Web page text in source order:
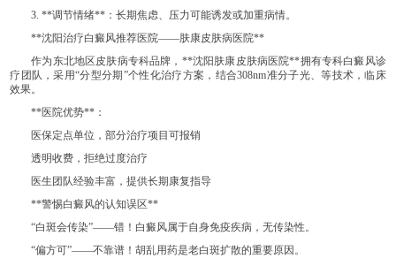
3. **调节情绪**：长期焦虑、压力可能诱发或加重病情。
**沈阳治疗白癜风推荐医院——肤康皮肤病医院**
作为东北地区皮肤病专科品牌，**沈阳肤康皮肤病医院**拥有专科白癜风诊
疗团队，采用“分型分期”个性化治疗方案，结合308nm准分子光、等技术，临床
效果。
**医院优势**：
医保定点单位，部分治疗项目可报销
透明收费，拒绝过度治疗
医生团队经验丰富，提供长期康复指导
**警惕白癜风的认知误区**
“白斑会传染”——错！白癜风属于自身免疫疾病，无传染性。
“偏方可”——不靠谱！胡乱用药是老白斑扩散的重要原因。